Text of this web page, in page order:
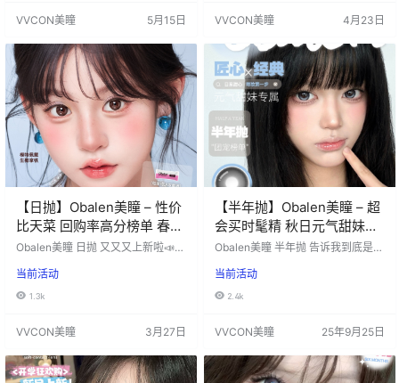
动价：49.9/1副，89.9/2副，139.9/
再加送银色爱心化妆镜*1+备忘贴*…
VVCON美瞳 5月15日
感」焊在眼睛里 活动价：39.9/1
间：2026年4月23日-直至下次更新
========&#x…
VVCON美瞳 4月23日
【日抛】Obalen美瞳 – 性价
比天菜 回购率高分榜单 春日
踏青囤货季
Obalen美瞳 日抛 又又又上新啦📣📣
可松饼 日常戴👓约会戴💖拍照戴📸
旅游戴🌿 每天都有新风格，承包整
送取戴…
当前活动
1.3k
VVCON美瞳 3月27日
【半年抛】Obalen美瞳 – 超
会买时髦精 秋日元气甜妹专
属
Obalen美瞳 半年抛 告诉我到底是谁
时髦精！ 确认过眼神绝对是我会狂
买的款 百搭不踩雷🔍直接通杀各种
9.9/3副，99.9/4副 （赠品：送同副
间：2025年10月15日-直至下次更
新 ========⭐发货详情&#…
当前活动
2.4k
VVCON美瞳 25年9月25日